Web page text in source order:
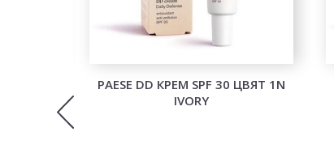
PAESE DD КРЕМ SPF 30 ЦВЯТ 1N
IVORY